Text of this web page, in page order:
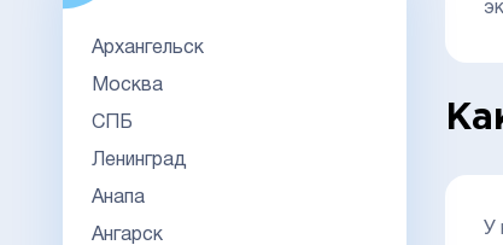
Архангельск
Москва
СПБ
Ленинград
Анапа
Ангарск У